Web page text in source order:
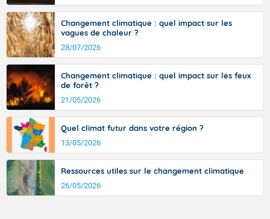
Changement climatique : quel impact sur les
vagues de chaleur ?
28/07/2026
Changement climatique : quel impact sur les feux
de forêt ?
21/05/2026
Quel climat futur dans votre région ?
13/05/2026
Ressources utiles sur le changement climatique
26/05/2026